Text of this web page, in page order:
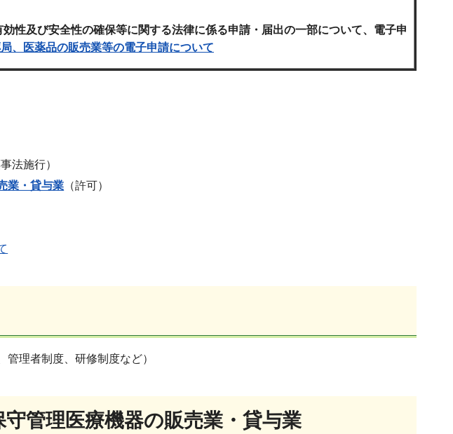
性及び安全性の確保等に関する法律に係る申請・届出の一部について、電子申
、医薬品の販売業等の電子申請について
法施行）
業・貸与業 （許可）
管理者制度、研修制度など）
管理医療機器の販売業・貸与業